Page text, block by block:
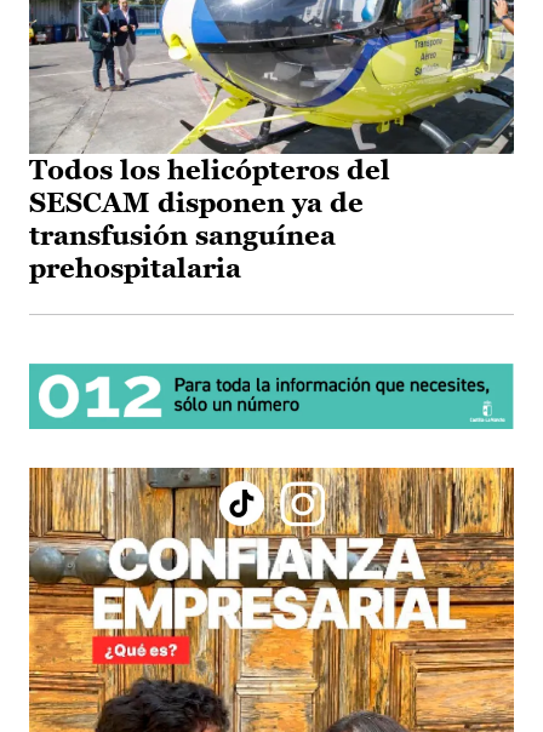
Todos los helicópteros del
SESCAM disponen ya de
transfusión sanguínea
prehospitalaria